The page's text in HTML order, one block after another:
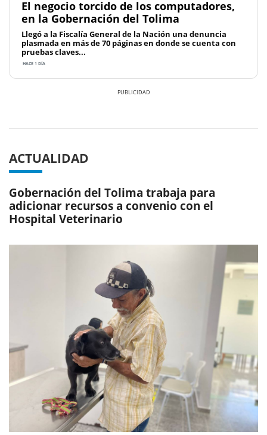
El negocio torcido de los computadores,
en la Gobernación del Tolima
Llegó a la Fiscalía General de la Nación una denuncia
plasmada en más de 70 páginas en donde se cuenta con
pruebas claves...
HACE 1 DÍA
ACTUALIDAD
Gobernación del Tolima trabaja para
adicionar recursos a convenio con el
Hospital Veterinario